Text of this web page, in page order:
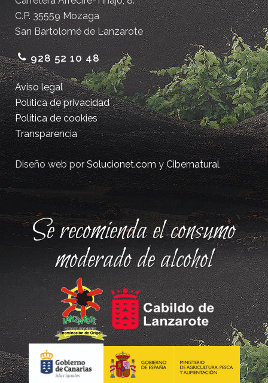
C.P. 35559 Mozaga
San Bartolomé de Lanzarote
928 52 10 48
Aviso legal
Política de privacidad
Política de cookies
Transparencia
Diseño web porSolucionet.comyCibernatural
Se recomienda el consumo
moderado de alcohol